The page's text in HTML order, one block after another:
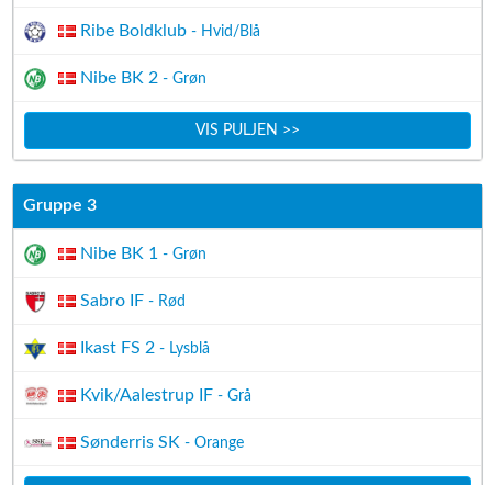
Ribe Boldklub - Hvid/Blå
Nibe BK 2 - Grøn
VIS PULJEN >>
Gruppe 3
Nibe BK 1 - Grøn
Sabro IF - Rød
Ikast FS 2 - Lysblå
Kvik/Aalestrup IF - Grå
Sønderris SK - Orange